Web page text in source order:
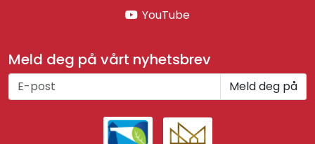
Meld deg på vårt nyhetsbrev
Meld deg på
YouTube